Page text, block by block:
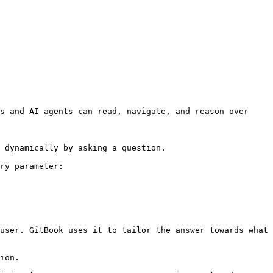
and AI agents can read, navigate, and reason over
by asking a question.
parameter:
GitBook uses it to tailor the answer towards what